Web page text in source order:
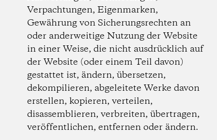
Verpachtungen, Eigenmarken,
Gewährung von Sicherungsrechten an
oder anderweitige Nutzung der Website
in einer Weise, die nicht ausdrücklich auf
der Website (oder einem Teil davon)
gestattet ist, ändern, übersetzen,
dekompilieren, abgeleitete Werke davon
erstellen, kopieren, verteilen,
disassemblieren, verbreiten, übertragen,
veröffentlichen, entfernen oder ändern.